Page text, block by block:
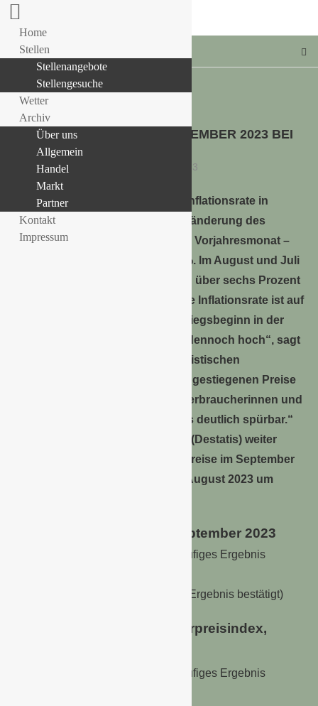
STELLENANGEBOTE!!!
INFLATIONSRATE IM SEPTEMBER 2023 BEI
11. Oktober 2023
Die Inflationsrate in
Deutschland − gemessen als Veränderung des
Verbraucherpreisindex (VPI) zum Vorjahresmonat –
lag im September 2023 bei +4,5 %. Im August und Juli
2023 hatte die Inflationsrate noch über sechs Prozent
gelegen (+6,1 % bzw. +6,2 %). „Die Inflationsrate ist auf
den niedrigsten Wert seit dem Kriegsbeginn in der
Ukraine gefallen. Sie bleibt aber dennoch hoch“, sagt
Ruth Brand, Präsidentin des Statistischen
Bundesamtes, und ergänzt: „Die gestiegenen Preise
für Nahrungsmittel sind für die Verbraucherinnen und
Verbraucher weiterhin besonders deutlich spürbar.“
Wie das Statistische Bundesamt (Destatis) weiter
mitteilt, stiegen die Verbraucherpreise im September
2023 gegenüber dem Vormonat August 2023 um
Verbraucherpreisindex, September 2023
+4,5 % zum Vorjahresmonat (vorläufiges Ergebnis
+0,3 % zum Vormonat (vorläufiges Ergebnis bestätigt)
Harmonisierter Verbraucherpreisindex,
+4,3 % zum Vorjahresmonat (vorläufiges Ergebnis
Home
Stellen
Stellenangebote
Stellengesuche
Wetter
Archiv
Über uns
Allgemein
Handel
Markt
Partner
Kontakt
Impressum